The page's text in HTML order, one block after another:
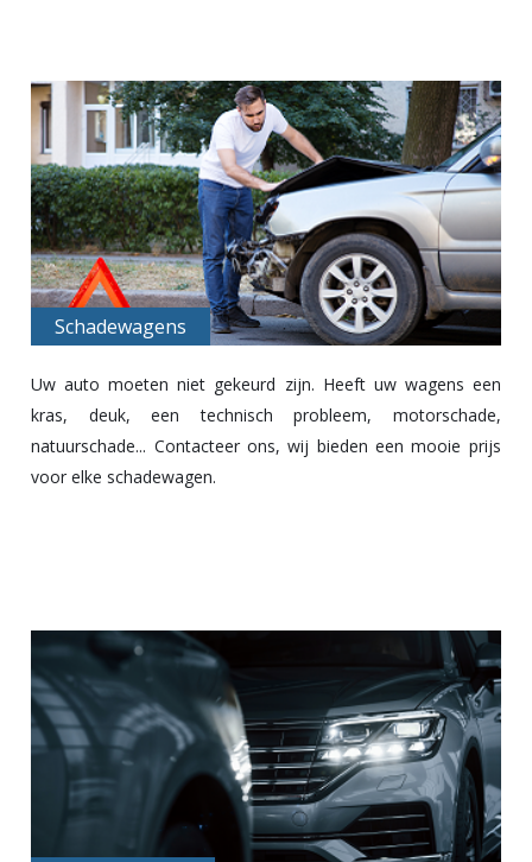
Schadewagens
Uw auto moeten niet gekeurd zijn. Heeft uw wagens een
kras, deuk, een technisch probleem, motorschade,
natuurschade... Contacteer ons, wij bieden een mooie prijs
voor elke schadewagen.